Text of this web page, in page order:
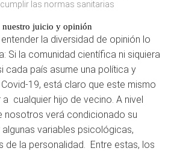
las normas sanitarias
nuestro juicio y opinión
la diversidad de opinión lo
Si la comunidad científica ni siquiera
cada país asume una política y
19, está claro que este mismo
cualquier hijo de vecino. A nivel
nosotros verá condicionado su
variables psicológicas,
de la personalidad. Entre estas, los